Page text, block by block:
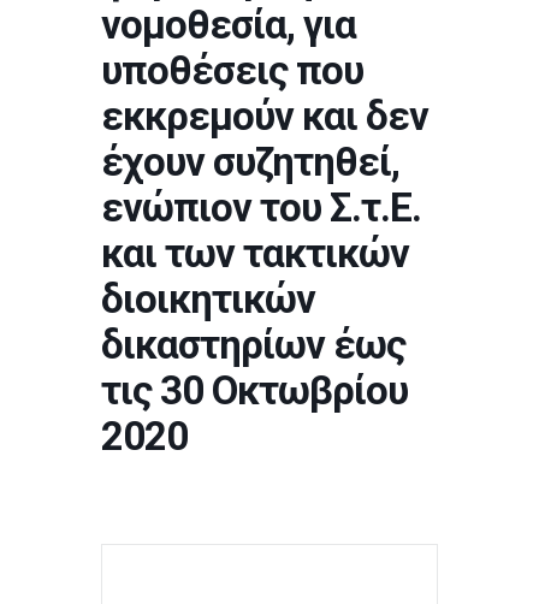
νομοθεσία, για
υποθέσεις που
εκκρεμούν και δεν
έχουν συζητηθεί,
ενώπιον του Σ.τ.Ε.
και των τακτικών
διοικητικών
δικαστηρίων έως
τις 30 Οκτωβρίου
2020